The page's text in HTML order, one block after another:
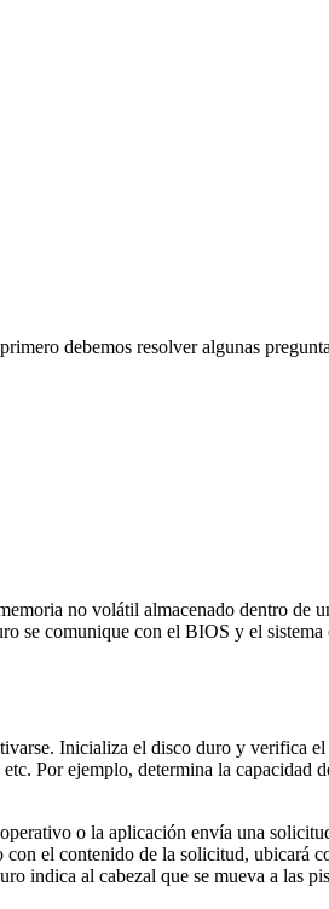
debemos resolver algunas
no volátil almacenado dentro de
se comunique con el BIOS y el sistema
Inicializa el disco duro y verifica
Por ejemplo, determina la capacidad
o la aplicación envía una
el contenido de la solicitud, ubicará
indica al cabezal que se mueva a las